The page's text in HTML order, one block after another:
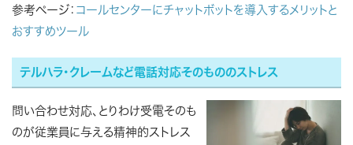
参考ページ： コールセンターにチャットボットを導入するメリットと
おすすめツール
テルハラ・クレームなど電話対応そのもののストレス
問い合わせ対応、とりわけ受電そのも
のが従業員に与える精神的ストレス